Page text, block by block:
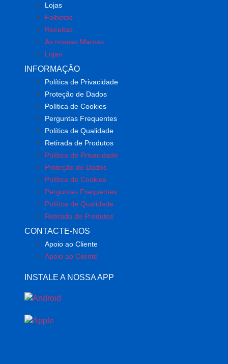
Lojas
Folhetos
Receitas
As nossas Marcas
Lojas
INFORMAÇÃO
Política de Privacidade
Proteção de Dados
Política de Cookies
Perguntas Frequentes
Política de Qualidade
Retirada de Produtos
Política de Privacidade
Proteção de Dados
Política de Cookies
Perguntas Frequentes
Política de Qualidade
Retirada de Produtos
CONTACTE-NOS
Apoio ao Cliente
Apoio ao Cliente
INSTALE A NOSSA APP